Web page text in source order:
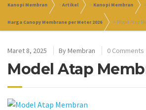
Kanopi Membran >Artikel > Kanopi Membran
Harga Canopy Membrane per Meter 2026 > Model Atap
Maret 8, 2025 ByMembran 0 Comments
Model Atap